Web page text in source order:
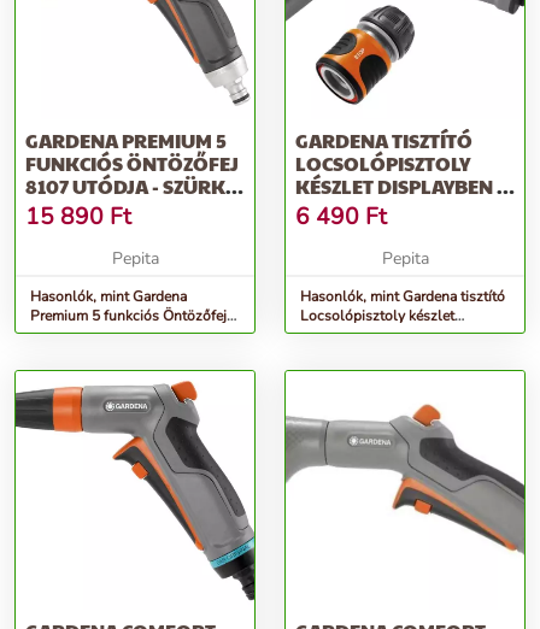
GARDENA PREMIUM 5
FUNKCIÓS ÖNTÖZŐFEJ
8107 UTÓDJA - SZÜRKE-
NARANCS
15 890 Ft
Pepita
Hasonlók, mint Gardena
Premium 5 funkciós Öntözőfej
8107 utódja - szürke-narancs
GARDENA TISZTÍTÓ
LOCSOLÓPISZTOLY
KÉSZLET DISPLAYBEN -
SZÜRKE-NARANCS
6 490 Ft
Pepita
Hasonlók, mint Gardena tisztító
Locsolópisztoly készlet
displayben - szürke-narancs